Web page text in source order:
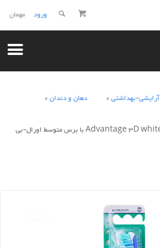
مهمان ورود
آرایشی-بهداشتی دهان و دندان